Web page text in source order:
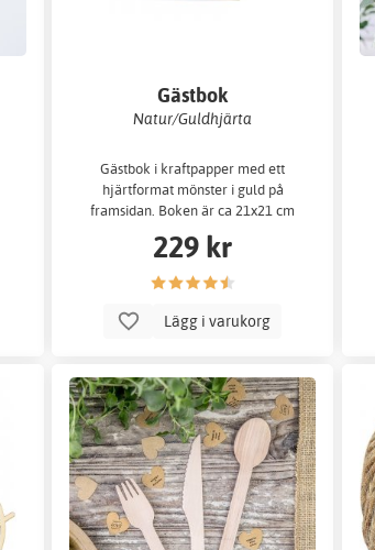
Gästbok
Natur/Guldhjärta
Gästbok i kraftpapper med ett
hjärtformat mönster i guld på
framsidan. Boken är ca 21x21 cm
och består av 22 stycken blanka
blad
229 kr
Lägg i varukorg